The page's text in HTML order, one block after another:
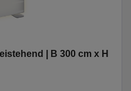
| B 300 cm x H